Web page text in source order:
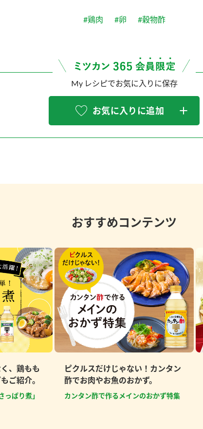
#鶏肉 #卵 #穀物酢
My レシピでお気に入りに保存
お気に入りに追加
おすすめコンテンツ
、鶏もも
ご紹介。
ぱり煮」
ピクルスだけじゃない！カンタン
酢でお肉やお魚のおかず。
カンタン酢で作るメインのおかず特集